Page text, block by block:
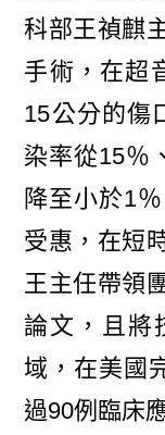
科部王禎麒
手術，在超
15公分的傷
染率從15％
降至小於1
受惠，在短
王主任帶領
論文，且將
域，在美國
過90例臨床